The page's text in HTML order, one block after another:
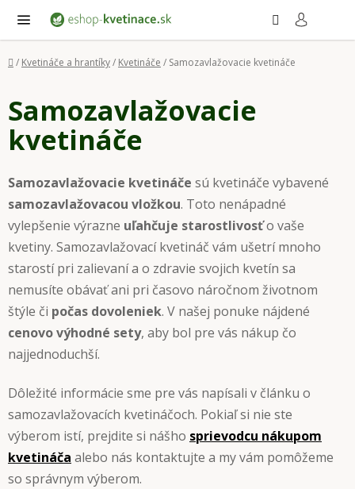
obsah
Domov
/ Kvetináče a hrantíky/ Kvetináče / Samozavlažovacie kvetináče
Samozavlažovacie
kvetináče
Samozavlažovacie kvetináče sú kvetináče vybavené
samozavlažovacou vložkou. Toto nenápadné
vylepšenie výrazne uľahčuje starostlivosťo vaše
kvetiny. Samozavlažovací kvetináč vám ušetrí mnoho
starostí pri zalievaní a o zdravie svojich kvetín sa
nemusíte obávať ani pri časovo náročnom životnom
štýle či počas dovoleniek. V našej ponuke nájdené
cenovo výhodné sety, aby bol pre vás nákup čo
najjednoduchší.
Dôležité informácie sme pre vás napísali v článku o
samozavlažovacích kvetináčoch. Pokiaľ si nie ste
výberom istí, prejdite si nášho sprievodcu nákupom
kvetináča alebo nás kontaktujte a my vám pomôžeme
so správnym výberom.